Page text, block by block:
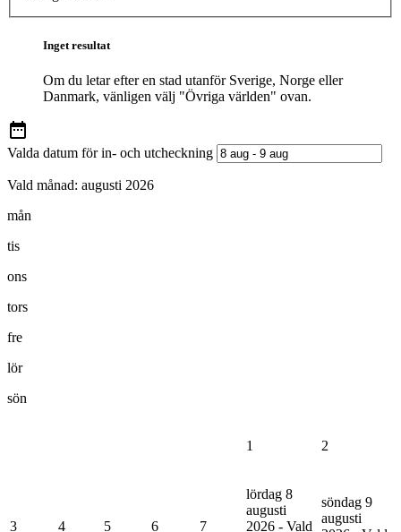
Inget resultat
Om du letar efter en stad utanför Sverige, Norge eller
Danmark, vänligen välj "Övriga världen" ovan.
Valda datum för in- och utcheckning
Vald månad: augusti 2026
mån
tis
ons
tors
fre
lör
sön
1 2
3 4 5 6 7
lördag 8
augusti
2026 - Vald
söndag 9
augusti